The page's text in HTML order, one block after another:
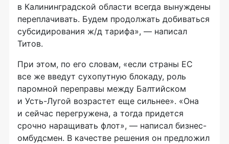
в Калининградской области всегда вынуждены
переплачивать. Будем продолжать добиваться
субсидирования ж/д тарифа», — написал
Титов.
При этом, по его словам, «если страны ЕС
все же введут сухопутную блокаду, роль
паромной переправы между Балтийском
и Усть-Лугой возрастет еще сильнее». «Она
и сейчас перегружена, а тогда придется
срочно наращивать флот», — написал бизнес-
омбудсмен. В качестве решения он предложил